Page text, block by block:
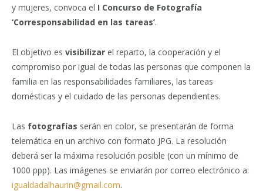
y mujeres, convoca el I Concurso de Fotografía
‘Corresponsabilidad en las tareas’.
El objetivo es visibilizar el reparto, la cooperación y el
compromiso por igual de todas las personas que componen la
familia en las responsabilidades familiares, las tareas
domésticas y el cuidado de las personas dependientes.
Las fotografías serán en color, se presentarán de forma
telemática en un archivo con formato JPG. La resolución
deberá ser la máxima resolución posible (con un mínimo de
1000 ppp). Las imágenes se enviarán por correo electrónico a:
igualdadalhaurin@gmail.com.